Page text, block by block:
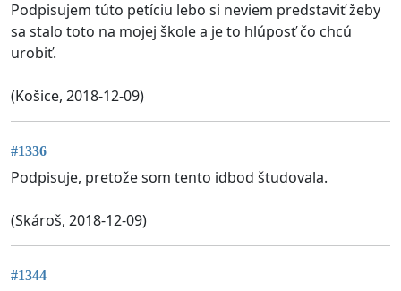
Podpisujem túto petíciu lebo si neviem predstaviť žeby
sa stalo toto na mojej škole a je to hlúposť čo chcú
urobiť.
(Košice, 2018-12-09)
#1336
Podpisuje, pretože som tento idbod študovala.
(Skároš, 2018-12-09)
#1344